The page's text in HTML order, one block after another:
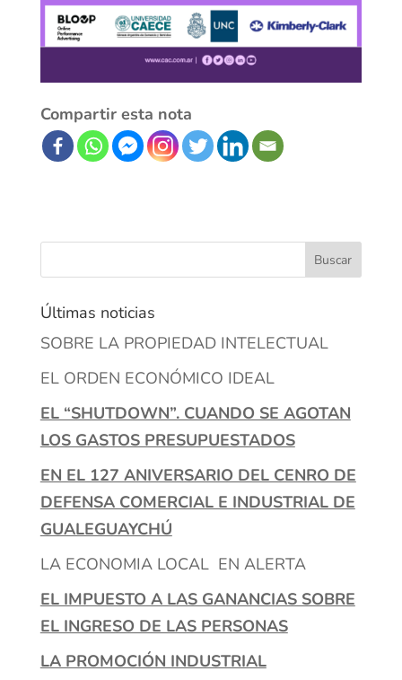
Compartir esta nota
Últimas noticias
SOBRE LA PROPIEDAD INTELECTUAL
EL ORDEN ECONÓMICO IDEAL
EL “SHUTDOWN”. CUANDO SE AGOTAN
LOS GASTOS PRESUPUESTADOS
EN EL 127 ANIVERSARIO DEL CENRO DE
DEFENSA COMERCIAL E INDUSTRIAL DE
GUALEGUAYCHÚ
LA ECONOMIA LOCAL EN ALERTA
EL IMPUESTO A LAS GANANCIAS SOBRE
EL INGRESO DE LAS PERSONAS
LA PROMOCIÓN INDUSTRIAL